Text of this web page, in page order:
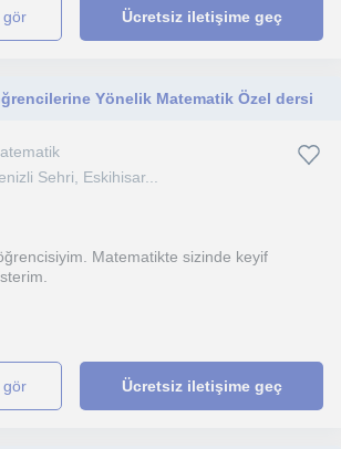
gör Ücretsiz iletişime geç
Yönelik Matematik Özel dersi
Sehri, Eskihisar...
Matematikte sizinde keyif
gör Ücretsiz iletişime geç